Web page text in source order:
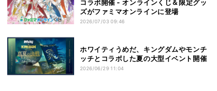
コラボ開催 - オンラインくじ＆限定グッ
ズがファミマオンラインに登場
2026/07/03 09:46
ホワイティうめだ、キングダムやモンチ
ッチとコラボした夏の大型イベント開催
2026/06/29 11:04